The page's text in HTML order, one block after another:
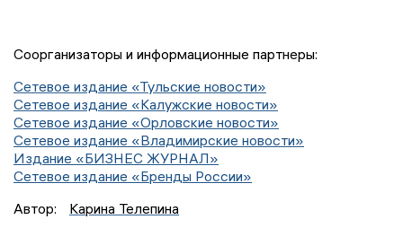
Соорганизаторы и информационные партнеры:
Сетевое издание «Тульские новости»
Сетевое издание «Калужские новости»
Сетевое издание «Орловские новости»
Сетевое издание «Владимирские новости»
Издание «БИЗНЕС ЖУРНАЛ»
Сетевое издание «Бренды России»
Автор:
Карина Телепина